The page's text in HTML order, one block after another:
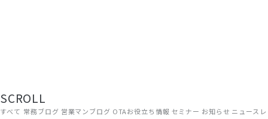
SCROLL
すべて 常務ブログ 営業マンブログ OTAお役立ち情報 セミナー お知らせ ニュースレ